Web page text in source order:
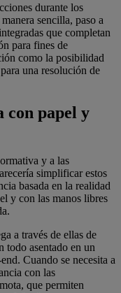
durante los
sencilla, paso a
que completan
para fines de
como la posibilidad
una resolución de
con papel y
y a las
simplificar estos
basada en la realidad
y con las manos libres
a través de ellas de
todo asentado en un
Cuando se necesita a
con las
que permiten